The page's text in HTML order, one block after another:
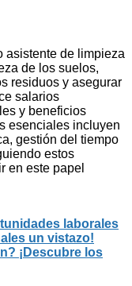
asistente de limpieza
de los suelos,
residuos y asegurar
salarios
y beneficios
esenciales incluyen
gestión del tiempo
estos
en este papel
laborales
un vistazo!
¡Descubre los